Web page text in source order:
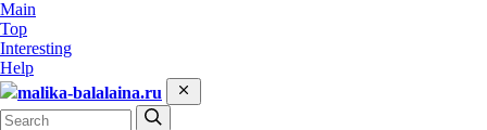
Main
Top
Interesting
Help
malika-balalaina.ru